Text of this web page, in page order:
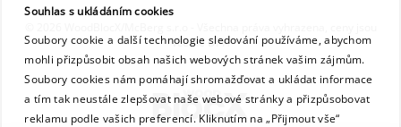
včetně DPH
Souhlas s ukládáním cookies
Soubory cookie a další technologie sledování používáme, abychom
mohli přizpůsobit obsah našich webových stránek vašim zájmům.
Soubory cookies nám pomáhají shromažďovat a ukládat informace
a tím tak neustále zlepšovat naše webové stránky a přizpůsobovat
reklamu podle vašich preferencí. Kliknutím na „Přijmout vše“